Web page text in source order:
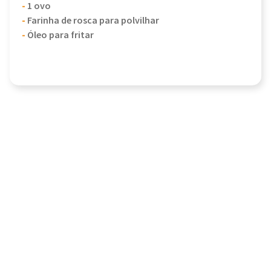
- 1 ovo
- Farinha de rosca para polvilhar
- Óleo para fritar